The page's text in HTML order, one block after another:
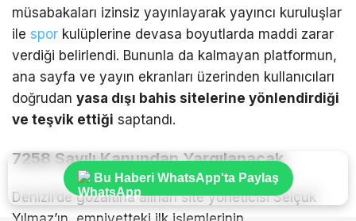
müsabakaları izinsiz yayınlayarak yayıncı kuruluşlar
ile spor kulüplerine devasa boyutlarda maddi zarar
verdiği belirlendi. Bununla da kalmayan platformun,
ana sayfa ve yayın ekranları üzerinden kullanıcıları
doğrudan yasa dışı bahis sitelerine yönlendirdiği
ve teşvik ettiği saptandı.
7258 Sayılı Kanundan Yargılanacak
Denizli’de gözaltına alınan site yöneticisi Selçuk
Bu Haberi WhatsApp'ta Paylaş